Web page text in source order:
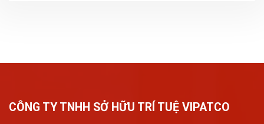
CÔNG TY TNHH SỞ HỮU TRÍ TUỆ VIPATCO